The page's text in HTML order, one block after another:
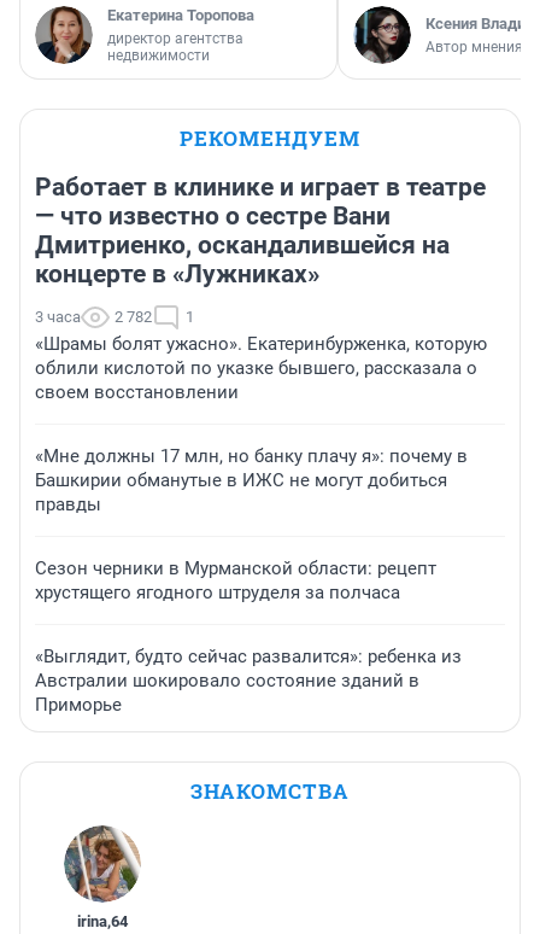
Екатерина Торопова
директор агентства
недвижимости
Ксения
Автор мнения
РЕКОМЕНДУЕМ
Работает в клинике и играет в театре
— что известно о сестре Вани
Дмитриенко, оскандалившейся на
концерте в «Лужниках»
3 часа 2 782 1
«Шрамы болят ужасно». Екатеринбурженка, которую
облили кислотой по указке бывшего, рассказала о
своем восстановлении
«Мне должны 17 млн, но банку плачу я»: почему в
Башкирии обманутые в ИЖС не могут добиться
правды
Сезон черники в Мурманской области: рецепт
хрустящего ягодного штруделя за полчаса
«Выглядит, будто сейчас развалится»: ребенка из
Австралии шокировало состояние зданий в
Приморье
ЗНАКОМСТВА
irina,64